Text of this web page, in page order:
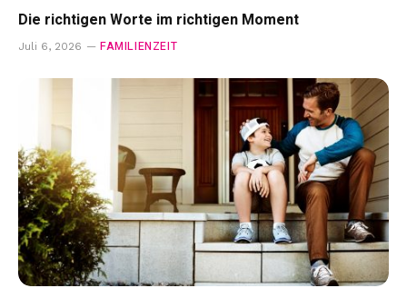
Die richtigen Worte im richtigen Moment
Juli 6, 2026 FAMILIENZEIT